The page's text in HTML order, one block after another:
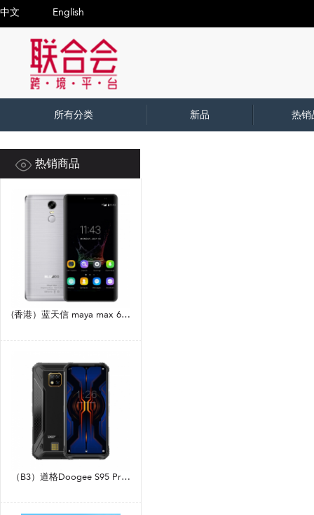
中文 English
所有分类 新品 热销
热销商品
(香港）蓝天信 maya max 6.0寸 灰色 3+32G 6750 1.5GHZ 八核标配
（B3）道格Doogee S95 Pro 6.3寸 黑色 8+128G MT6779V（Helio P90） 2.0GHZ 八核标配